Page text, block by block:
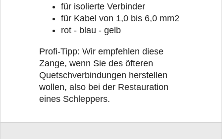
für isolierte Verbinder
für Kabel von 1,0 bis 6,0 mm2
rot - blau - gelb
Profi-Tipp: Wir empfehlen diese
Zange, wenn Sie des öfteren
Quetschverbindungen herstellen
wollen, also bei der Restauration
eines Schleppers.